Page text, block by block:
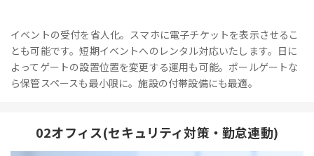
イベントの受付を省人化。スマホに電子チケットを表示させるこ
とも可能です。短期イベントへのレンタル対応いたします。日に
よってゲートの設置位置を変更する運用も可能。ポールゲートな
ら保管スペースも最小限に。施設の付帯設備にも最適。
02オフィス(セキュリティ対策・勤怠連動)